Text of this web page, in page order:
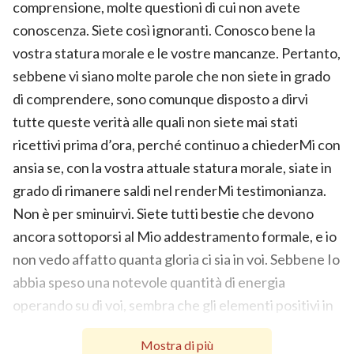
comprensione, molte questioni di cui non avete
conoscenza. Siete così ignoranti. Conosco bene la
vostra statura morale e le vostre mancanze. Pertanto,
sebbene vi siano molte parole che non siete in grado
di comprendere, sono comunque disposto a dirvi
tutte queste verità alle quali non siete mai stati
ricettivi prima d’ora, perché continuo a chiederMi con
ansia se, con la vostra attuale statura morale, siate in
grado di rimanere saldi nel renderMi testimonianza.
Non è per sminuirvi. Siete tutti bestie che devono
ancora sottoporsi al Mio addestramento formale, e io
non vedo affatto quanta gloria ci sia in voi. Sebbene Io
abbia speso una notevole quantità di energia
operando su di voi, sembra che gli elementi positivi in
voi siano praticamente inesistenti, e gli elementi
negativi si possano contare sulle dita di una mano e
Mostra di più